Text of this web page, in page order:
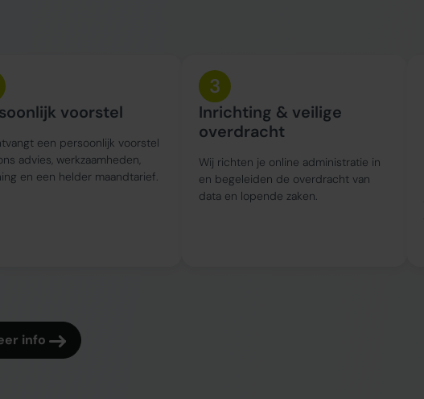
voorstel
een persoonlijk voorstel
advies, werkzaamheden,
en een helder maandtarief.
3
Inrichting & veilige
overdracht
Wij richten je online administratie in
en begeleiden de overdracht van
data en lopende zaken.
info